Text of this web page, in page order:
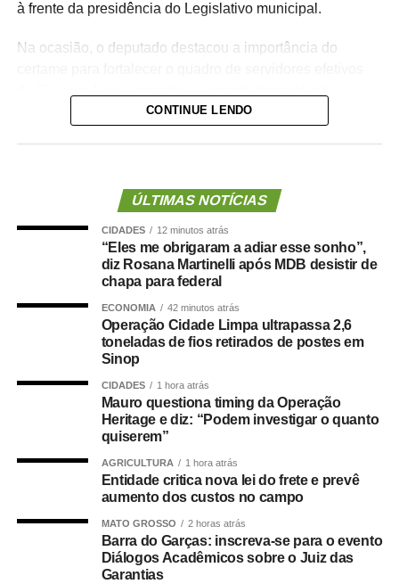
à frente da presidência do Legislativo municipal.
Na ocasião, o deputado destacou a importância do
Cuiabá, que é de todos nós mato-grossenses, o
parlamento mais antigo do Centro-Oeste brasileiro”,
O concurso público foi realizado para provimento de
níveis médio e superior, contemplando funções como
técnico legislativo, analista legislativo, controlador interno
Durante a visita, Rogério Vianna Rangel agradeceu a
confiança depositada no Instituto Selecon e destacou a
forma como o processo foi conduzido.
“Eu, em nome do Selecon, também agradeço ao
deputado porque, de fato, fizemos um concurso histórico,
graças à oportunidade que o Juca nos deu para
realizarmos esse concurso com qualidade e segurança,
mas, acima de tudo, com muita transparência”, declarou o
CONTINUE LENDO
ÚLTIMAS NOTÍCIAS
CIDADES 12 minutos atrás
“Eles me obrigaram a adiar esse sonho”,
diz Rosana Martinelli após MDB desistir de
chapa para federal
ECONOMIA 42 minutos atrás
Operação Cidade Limpa ultrapassa 2,6
toneladas de fios retirados de postes em
Sinop
CIDADES 1 hora atrás
Mauro questiona timing da Operação
Heritage e diz: “Podem investigar o quanto
quiserem”
AGRICULTURA 1 hora atrás
Entidade critica nova lei do frete e prevê
aumento dos custos no campo
MATO GROSSO 2 horas atrás
Barra do Garças: inscreva-se para o evento
Diálogos Acadêmicos sobre o Juiz das
Garantias